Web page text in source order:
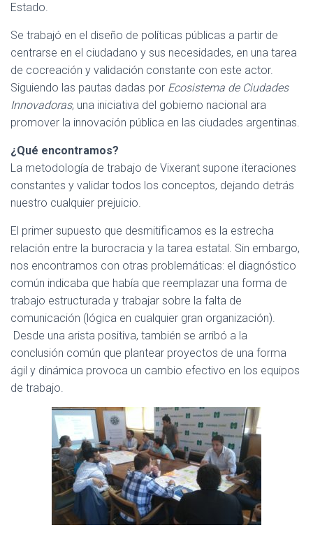
Estado.
Se trabajó en el diseño de políticas públicas a partir de
centrarse en el ciudadano y sus necesidades, en una tarea
de cocreación y validación constante con este actor.
Siguiendo las pautas dadas por Ecosistema de Ciudades
Innovadoras, una iniciativa del gobierno nacional ara
promover la innovación pública en las ciudades argentinas.
¿Qué encontramos?
La metodología de trabajo de Vixerant supone iteraciones
constantes y validar todos los conceptos, dejando detrás
nuestro cualquier prejuicio.
El primer supuesto que desmitificamos es la estrecha
relación entre la burocracia y la tarea estatal. Sin embargo,
nos encontramos con otras problemáticas: el diagnóstico
común indicaba que había que reemplazar una forma de
trabajo estructurada y trabajar sobre la falta de
comunicación (lógica en cualquier gran organización).
Desde una arista positiva, también se arribó a la
conclusión común que plantear proyectos de una forma
ágil y dinámica provoca un cambio efectivo en los equipos
de trabajo.